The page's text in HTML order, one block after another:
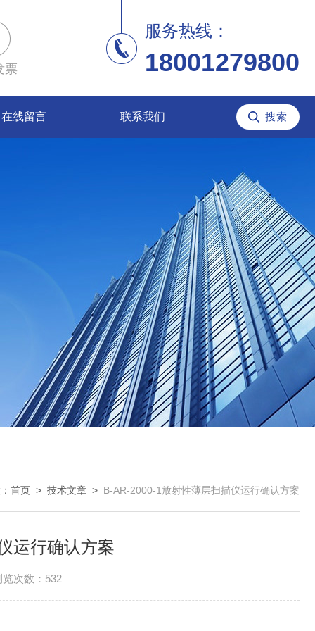
票
服务热线：
18001279800
在线留言 联系我们
首页 > 技术文章 > B-AR-2000-1放射性薄层扫描仪运行确认方案
运行确认方案
览次数：532